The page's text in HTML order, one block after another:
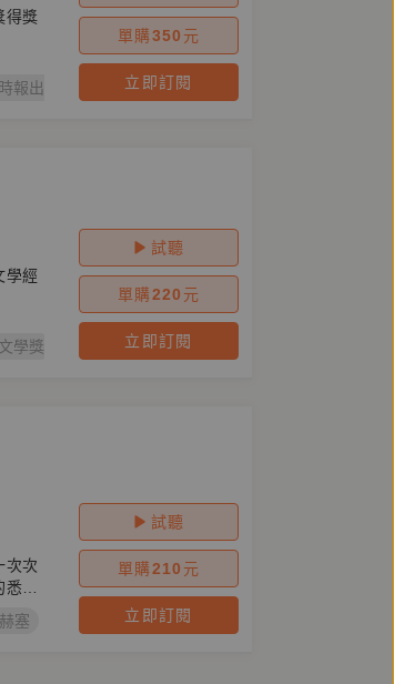
得獎
報出版 #美國文學 #海明威
單購350 元
立即訂閱
學經
學獎
試聽
單購220 元
立即訂閱
次次
達
塞 #Hermann Hesse
試聽
單購210 元
立即訂閱